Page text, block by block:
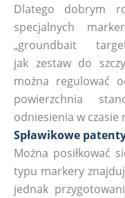
Dlatego dobrym
specjalnych
„groundbait
jak zestaw do
można regulować
powierzchnia
odniesienia w czasie
Spławikowe
Można posiłkować
typu markery
jednak